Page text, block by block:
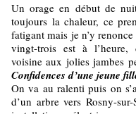
Un orage en début de nuit, d’autres prévus dans la journée et
toujours la chaleur, ce
fatigant mais je n’y
vingt-trois est à l’heure,
voisine aux jolies jambes
Confidences d’une jeune
On va au ralenti puis on
d’un arbre vers Rosny-